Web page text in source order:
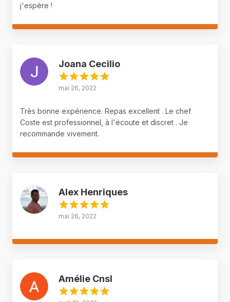
j'espère !
Joana Cecilio
mai 26, 2022
Très bonne expérience. Repas excellent . Le chef
Coste est professionnel, à l'écoute et discret . Je
recommande vivement.
Alex Henriques
mai 26, 2022
Amélie Cnsl